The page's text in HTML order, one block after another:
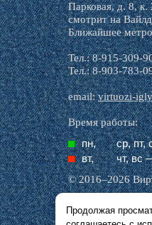
Парковая, д. 8,
смотрит на
Ближайшее
Тел.: 8-915-309-
Тел.: 8-903-783-
email:virtuozi-
Время работы:
пн,
ср, пт,
вт,
чт, вс
© 2016–2026
Все названия
Продолжая